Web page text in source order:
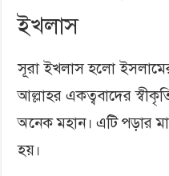
ইখলাস
সূরা ইখলাস হলো
আল্লাহর একত্ববাদের
অনেক মহান। এটি পড়ার
হয়।